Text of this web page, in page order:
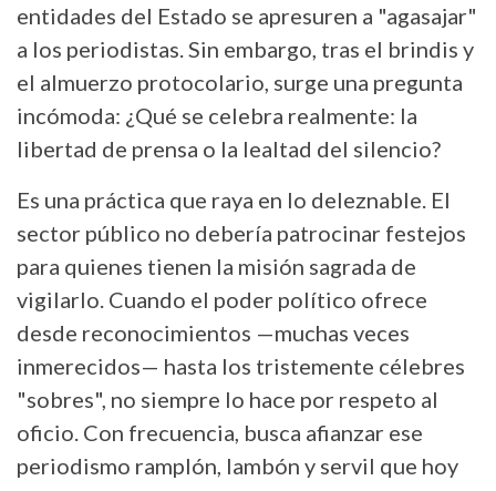
entidades del Estado se apresuren a "agasajar"
a los periodistas. Sin embargo, tras el brindis y
el almuerzo protocolario, surge una pregunta
incómoda: ¿Qué se celebra realmente: la
libertad de prensa o la lealtad del silencio?
Es una práctica que raya en lo deleznable. El
sector público no debería patrocinar festejos
para quienes tienen la misión sagrada de
vigilarlo. Cuando el poder político ofrece
desde reconocimientos —muchas veces
inmerecidos— hasta los tristemente célebres
"sobres", no siempre lo hace por respeto al
oficio. Con frecuencia, busca afianzar ese
periodismo ramplón, lambón y servil que hoy